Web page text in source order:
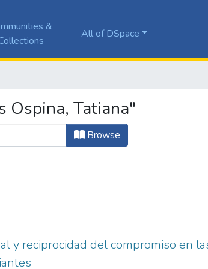
&
All of DSpace
Ospina, Tatiana"
Browse
y reciprocidad del compromiso en